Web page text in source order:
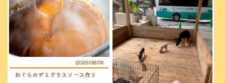
2026/08/06
おぐらのデミグラスソース作り